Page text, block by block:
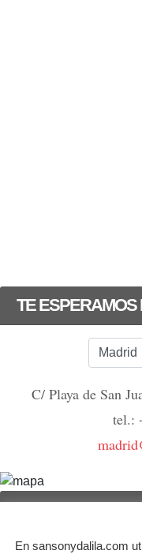
TE ESPERAMOS
C/ Playa de San
tel.:
En sansonydalila.com